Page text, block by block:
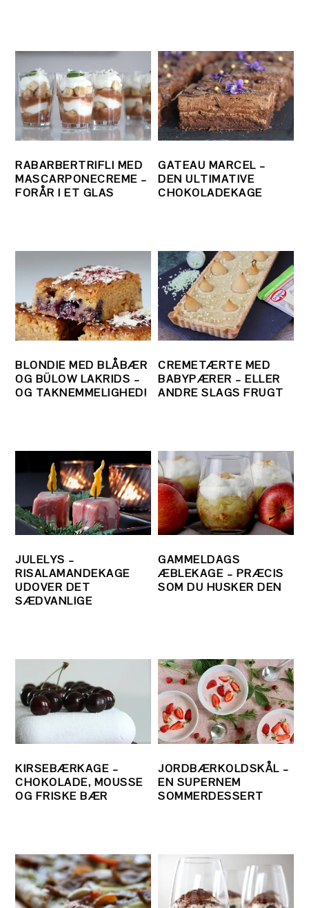
RABARBERTRIFLI MED
MASCARPONECREME –
FORÅR I ET GLAS
GATEAU MARCEL –
DEN ULTIMATIVE
CHOKOLADEKAGE
BLONDIE MED BLÅBÆR
OG BÜLOW LAKRIDS –
OG TAKNEMMELIGHED!
CREMETÆRTE MED
BABYPÆRER – ELLER
ANDRE SLAGS FRUGT
JULELYS –
RISALAMANDEKAGE
UDOVER DET
SÆDVANLIGE
GAMMELDAGS
ÆBLEKAGE – PRÆCIS
SOM DU HUSKER DEN
KIRSEBÆRKAGE –
CHOKOLADE, MOUSSE
OG FRISKE BÆR
JORDBÆRKOLDSKÅL –
EN SUPERNEM
SOMMERDESSERT